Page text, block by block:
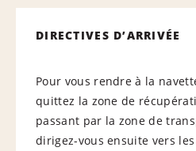
DIRECTIVES D’ARRIVÉE
Pour vous rendre à la
quittez la zone de
passant par la zone de
dirigez-vous ensuite vers les